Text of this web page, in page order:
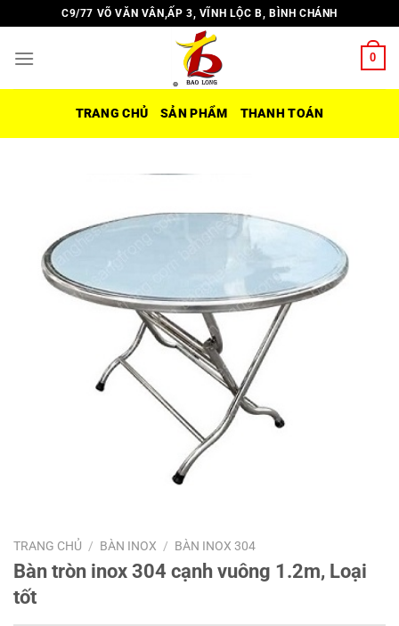
đến
nội
C9/77 VÕ VĂN VÂN,ẤP 3, VĨNH LỘC B, BÌNH CHÁNH
0
TRANG CHỦ SẢN PHẨM THANH TOÁN
TRANG CHỦ / BÀN INOX / BÀN INOX 304
Bàn tròn inox 304 cạnh vuông 1.2m, Loại
tốt